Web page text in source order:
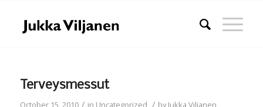
Terveysmessut
October 15, 2010 / in Uncategorized / byJukka Viljanen